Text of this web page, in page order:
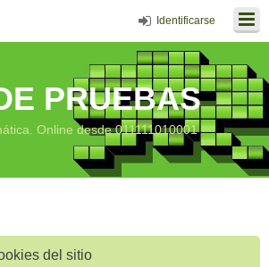
Identificarse
PRUEBAS
Online desde 011111010001
del sitio